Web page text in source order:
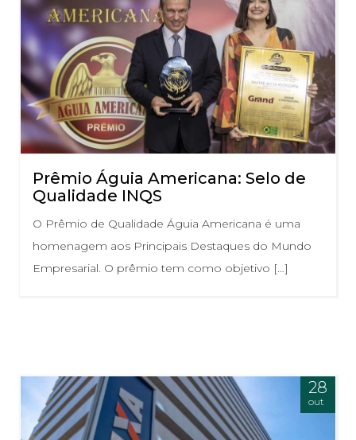
Prêmio Águia Americana: Selo de
Qualidade INQS
O Prêmio de Qualidade Águia Americana é uma
homenagem aos Principais Destaques do Mundo
Empresarial. O prêmio tem como objetivo […]
28
out